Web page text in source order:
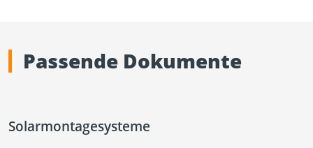
Passende Dokumente
Solarmontagesysteme